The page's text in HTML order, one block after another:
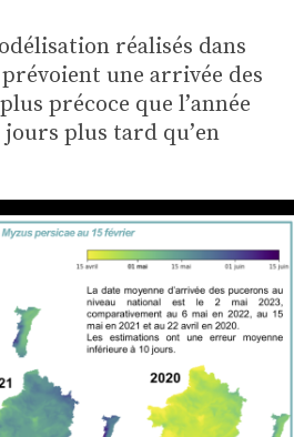
réalisés dans
une arrivée des
précoce que l’année
plus tard qu’en